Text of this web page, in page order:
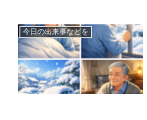
今日の出来事などを